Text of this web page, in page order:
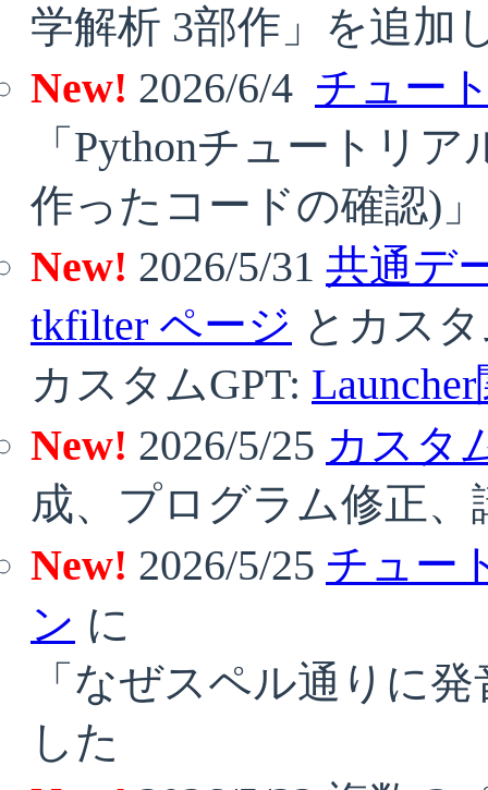
学解析 3部作」を追加
New! 2026/6/4 チュー
「Pythonチュートリ
作ったコードの確認)
New! 2026/5/31 共通デ
tkfilter ページ とカス
カスタムGPT:
New! 2026/5/25 カスタ
成、プログラム修正
New! 2026/5/25 チュー
ン に
「なぜスペル通りに
した